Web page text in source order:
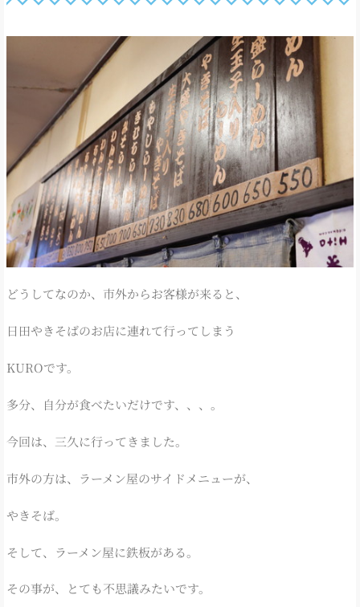
どうしてなのか、市外からお客様が来ると、
日田やきそばのお店に連れて行ってしまう
KUROです。
多分、自分が食べたいだけです、、、。
今回は、三久に行ってきました。
市外の方は、ラーメン屋のサイドメニューが、
やきそば。
そして、ラーメン屋に鉄板がある。
その事が、とても不思議みたいです。